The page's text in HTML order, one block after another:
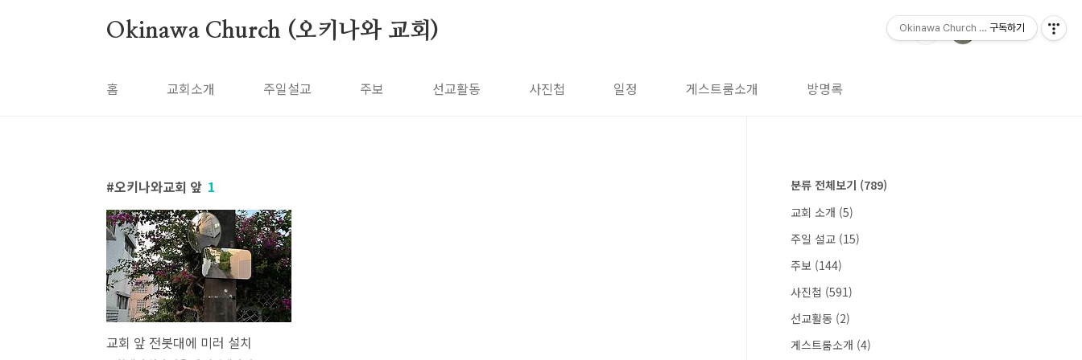
Okinawa Church (오키나와 교회)
홈 교회소개 주일설교 주보 선교활동 사진첩 일정 게스트룸소개 방명록
오키나와교회 앞 1
교회 앞 전봇대에 미러 설치
분류 전체보기 (789)
교회 소개 (5)
주일 설교 (15)
주보 (144)
사진첩 (591)
선교활동 (2)
게스트룸소개 (4)
Okinawa Church (오키나와 교회)
구독하기